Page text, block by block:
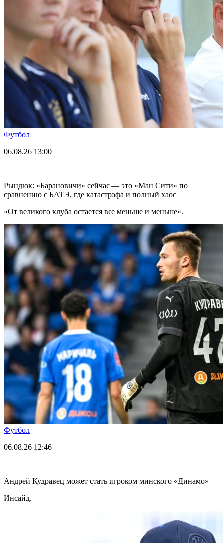
Футбол
06.08.26 13:00
Рындюк: «Барановичи» сейчас — это «Ман Сити» по
сравнению с БАТЭ, где катастрофа и полный хаос
«От великого клуба остается все меньше и меньше».
Футбол
06.08.26 12:46
Андрей Кудравец может стать игроком минского «Динамо»
Инсайд.